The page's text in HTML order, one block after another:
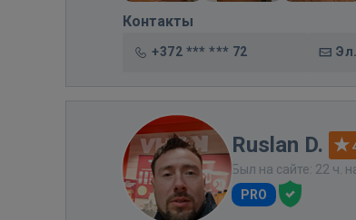
Контакты
+372 *** *** 72
Ruslan D.
Был на сайте: 22 ч.
PRO